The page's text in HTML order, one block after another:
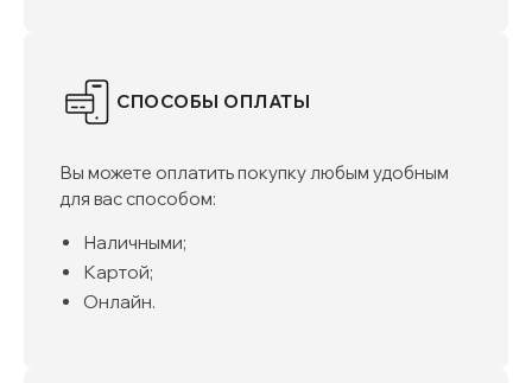
СПОСОБЫ ОПЛАТЫ
Вы можете оплатить покупку любым удобным
для вас способом:
Наличными;
Картой;
Онлайн.